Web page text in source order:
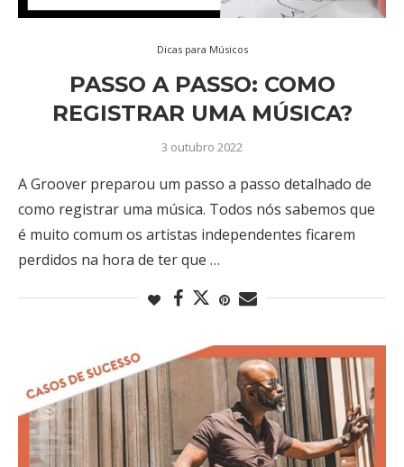
Dicas para Músicos
PASSO A PASSO: COMO
REGISTRAR UMA MÚSICA?
3 outubro 2022
A Groover preparou um passo a passo detalhado de
como registrar uma música. Todos nós sabemos que
é muito comum os artistas independentes ficarem
perdidos na hora de ter que …